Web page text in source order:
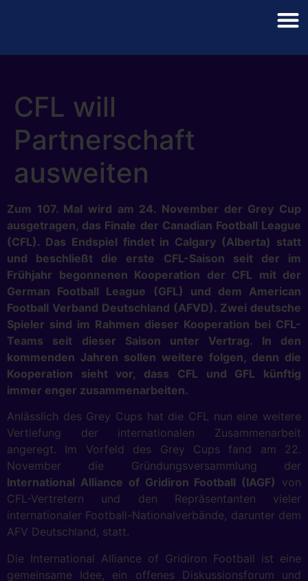
CFL will
Partnerschaft
ausweiten
Zum 107. Mal wird am 24. November der Grey Cup
ausgetragen, das Finale der Canadian Football League
(CFL). Das Endspiel findet in Calgary (Alberta) statt
und beschließt die erste CFL-Saison seit der im
Frühjahr begonnenen Kooperation der CFL mit der
German Football League (GFL) und dem American
Football Verband Deutschland (AFVD). Zwei deutsche
Spieler sind im Rahmen dieser Kooperation bei CFL-
Teams seit dieser Saison unter Vertrag. In den
kommenden Jahren sollen weitere folgen, denn die
Kooperation sieht vor, dass CFL und GFL künftig
immer enger zusammenarbeiten.
Anlässlich des Grey Cups hat die CFL nun eine weitere
Vertiefung der internationalen Zusammenarbeit
angeregt. Im Vorfeld des Grey Cups fand am 22.
November die Gründungsversammlung der
International Alliance of Gridiron Football (IAGF) von
CFL-Vertretern und den Repräsentanten vieler
internationaler Football-Nationalverbände, darunter dem
AFV Deutschland, statt.
Die International Alliance of Gridiron Football ist eine
gemeinsame Idee, ein offenes Diskussionsforum und